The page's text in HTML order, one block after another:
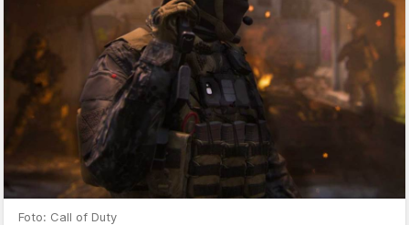
Foto: Call of Duty